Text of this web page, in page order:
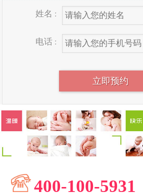
姓名 :
电话 :
400-100-5931